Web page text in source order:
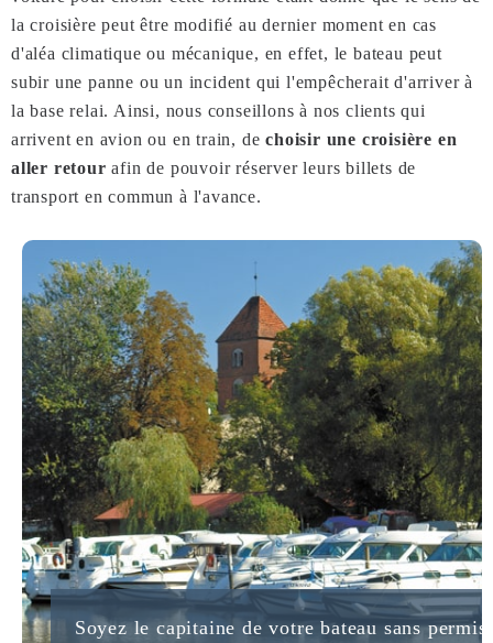
la croisière peut être modifié au dernier moment en cas
d'aléa climatique ou mécanique, en effet, le bateau peut
subir une panne ou un incident qui l'empêcherait d'arriver à
la base relai. Ainsi, nous conseillons à nos clients qui
arrivent en avion ou en train, dechoisir une croisière en
aller retourafin de pouvoir réserver leurs billets de
transport en commun à l'avance.
Soyez le capitaine de votre bateau sans permis.